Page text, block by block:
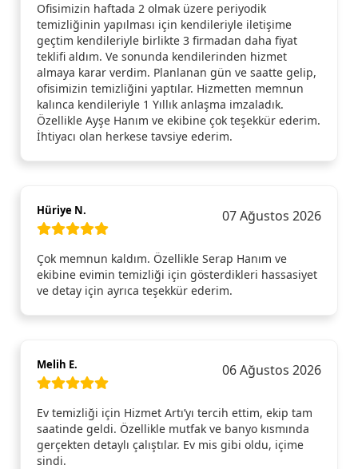
Ofisimizin haftada 2 olmak üzere periyodik
temizliğinin yapılması için kendileriyle iletişime
geçtim kendileriyle birlikte 3 firmadan daha fiyat
teklifi aldım. Ve sonunda kendilerinden hizmet
almaya karar verdim. Planlanan gün ve saatte gelip,
ofisimizin temizliğini yaptılar. Hizmetten memnun
kalınca kendileriyle 1 Yıllık anlaşma imzaladık.
Özellikle Ayşe Hanım ve ekibine çok teşekkür ederim.
İhtiyacı olan herkese tavsiye ederim.
Hüriye N. 07 Ağustos 2026
Çok memnun kaldım. Özellikle Serap Hanım ve
ekibine evimin temizliği için gösterdikleri hassasiyet
ve detay için ayrıca teşekkür ederim.
Melih E. 06 Ağustos 2026
Ev temizliği için Hizmet Artı’yı tercih ettim, ekip tam
saatinde geldi. Özellikle mutfak ve banyo kısmında
gerçekten detaylı çalıştılar. Ev mis gibi oldu, içime
sindi.